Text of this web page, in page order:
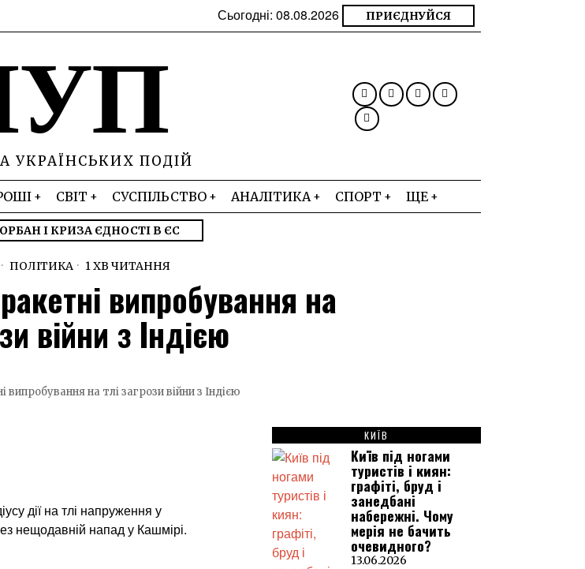
Сьогодні: 08.08.2026 ПРИЄДНУЙСЯ
УКРАЇНСЬКИХ ПОДІЙ
СВІТ СУСПІЛЬСТВО АНАЛІТИКА СПОРТ ЩЕ
ОРБАН І КРИЗА ЄДНОСТІ В ЄС
ПОЛІТИКА 1 ХВ ЧИТАННЯ
випробування на
війни з Індією
випробування на тлі загрози війни з Індією
дії на тлі напруження у
нещодавній напад у Кашмірі.
КИЇВ
Київ під ногами
туристів і киян:
графіті, бруд і
занедбані
набережні. Чому
мерія не бачить
очевидного?
13.06.2026